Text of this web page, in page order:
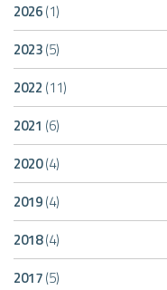
2026(1)
2023(5)
2022 (11)
2021 (6)
2020(4)
2019(4)
2018(4)
2017(5)